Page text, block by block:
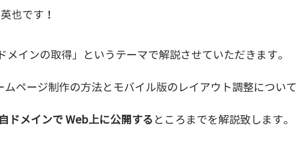
也です！
メインの取得」というテーマで解説させていただきます。
ムページ制作の方法とモバイル版のレイアウト調整について
ドメインで Web上に公開する ところまでを解説致します。